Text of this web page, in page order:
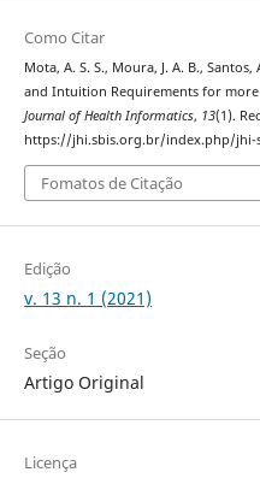
Como Citar
Mota, A. S. S., Moura, J. A. B.,
and Intuition Requirements for
Journal of Health Informatics, 13(1).
https://jhi.sbis.org.br/index.php/jhi-
Fomatos de Citação
Edição
v. 13 n. 1 (2021)
Seção
Artigo Original
Licença